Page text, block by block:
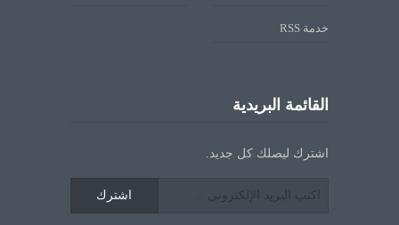
خدمة RSS
القائمة البريدية
اشترك ليصلك كل جديد.
اشترك